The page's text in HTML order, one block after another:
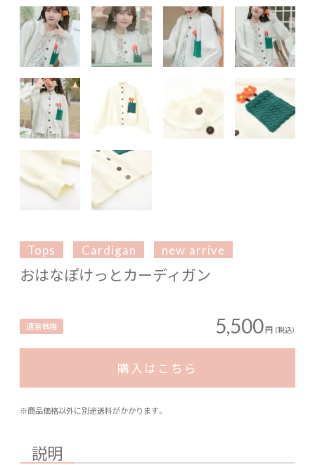
Tops Cardigan new arrive
おはなぽけっとカーディガン
通常価格 5,500円 （税込）
購入はこちら
※商品価格以外に別途送料がかかります。
説明